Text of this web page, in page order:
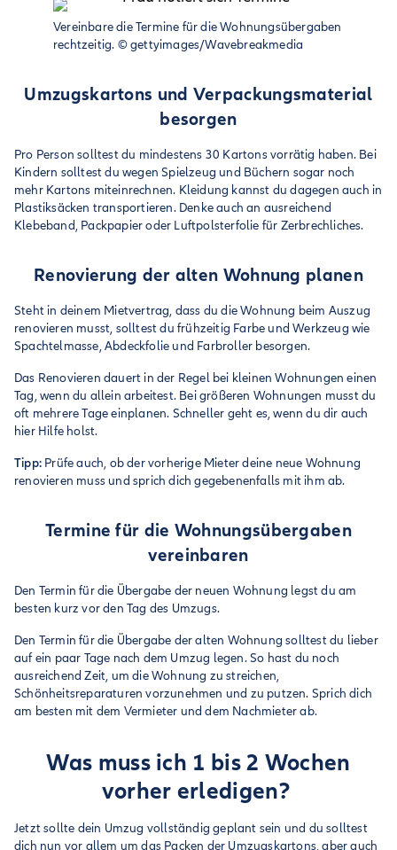
Vereinbare die Termine für die Wohnungsübergaben
rechtzeitig. ©gettyimages/Wavebreakmedia
Umzugskartons und Verpackungsmaterial
besorgen
Pro Person solltest du mindestens 30 Kartons vorrätig haben. Bei
Kindern solltest du wegen Spielzeug und Büchern sogar noch
mehr Kartons miteinrechnen. Kleidung kannst du dagegen auch in
Plastiksäcken transportieren. Denke auch an ausreichend
Klebeband, Packpapier oder Luftpolsterfolie für Zerbrechliches.
Renovierung der alten Wohnung planen
Steht in deinem Mietvertrag, dass du die Wohnung beim Auszug
renovieren musst, solltest du frühzeitig Farbe und Werkzeug wie
Spachtelmasse, Abdeckfolie und Farbroller besorgen.
Das Renovieren dauert in der Regel bei kleinen Wohnungen einen
Tag, wenn du allein arbeitest. Bei größeren Wohnungen musst du
oft mehrere Tage einplanen. Schneller geht es, wenn du dir auch
hier Hilfe holst.
Tipp: Prüfe auch, ob der vorherige Mieter deine neue Wohnung
renovieren muss und sprich dich gegebenenfalls mit ihm ab.
Termine für die Wohnungsübergaben
vereinbaren
Den Termin für die Übergabe der neuen Wohnung legst du am
besten kurz vor den Tag des Umzugs.
Den Termin für die Übergabe der alten Wohnung solltest du lieber
auf ein paar Tage nach dem Umzug legen. So hast du noch
ausreichend Zeit, um die Wohnung zu streichen,
Schönheitsreparaturen vorzunehmen und zu putzen. Sprich dich
am besten mit dem Vermieter und dem Nachmieter ab.
Was muss ich 1 bis 2 Wochen
vorher erledigen?
Jetzt sollte dein Umzug vollständig geplant sein und du solltest
dich nun vor allem um das Packen der Umzugskartons, aber auch